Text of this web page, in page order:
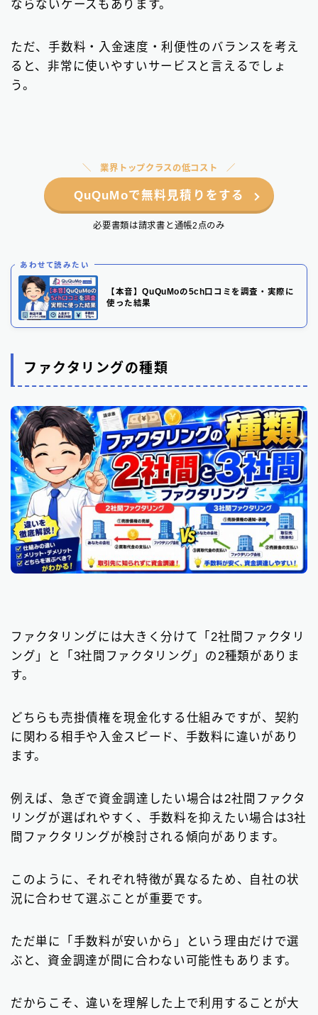
ならないケースもあります。
ただ、手数料・入金速度・利便性のバランスを考え
ると、非常に使いやすいサービスと言えるでしょ
う。
業界トップクラスの低コスト
QuQuMoで無料見積りをする
必要書類は請求書と通帳2点のみ
あわせて読みたい
【本音】QuQuMoの5ch口コミを調査・実際に
使った結果
ファクタリングの種類
ファクタリングには大きく分けて「2社間ファクタリ
ング」と「3社間ファクタリング」の2種類がありま
す。
どちらも売掛債権を現金化する仕組みですが、契約
に関わる相手や入金スピード、手数料に違いがあり
ます。
例えば、急ぎで資金調達したい場合は2社間ファクタ
リングが選ばれやすく、手数料を抑えたい場合は3社
間ファクタリングが検討される傾向があります。
このように、それぞれ特徴が異なるため、自社の状
況に合わせて選ぶことが重要です。
ただ単に「手数料が安いから」という理由だけで選
ぶと、資金調達が間に合わない可能性もあります。
だからこそ、違いを理解した上で利用することが大